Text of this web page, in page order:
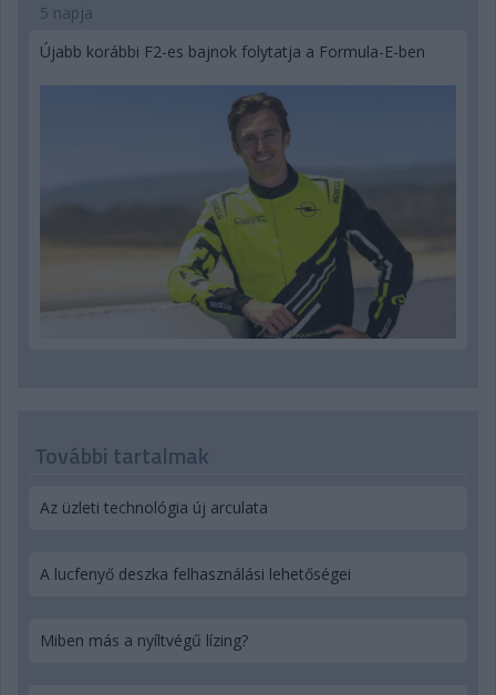
5 napja
Újabb korábbi F2-es bajnok folytatja a Formula-E-ben
További tartalmak
Az üzleti technológia új arculata
A lucfenyő deszka felhasználási lehetőségei
Miben más a nyíltvégű lízing?